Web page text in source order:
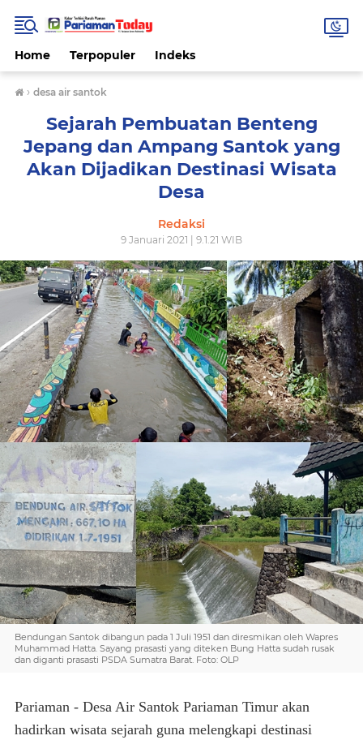
Home Terpopuler Indeks
› desa air santok
Sejarah Pembuatan Benteng
Jepang dan Ampang Santok yang
Akan Dijadikan Destinasi Wisata
Desa
Redaksi
9 Januari 2021 | 9.1.21 WIB
Bendungan Santok dibangun pada 1 Juli 1951 dan diresmikan oleh Wapres
Muhammad Hatta. Sayang prasasti yang diteken Bung Hatta sudah rusak
dan diganti prasasti PSDA Sumatra Barat. Foto: OLP
Pariaman - Desa Air Santok Pariaman Timur akan
hadirkan wisata sejarah guna melengkapi destinasi